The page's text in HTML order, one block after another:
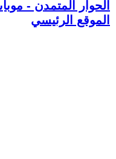
الحوار المتمدن -
الموقع الرئيسي